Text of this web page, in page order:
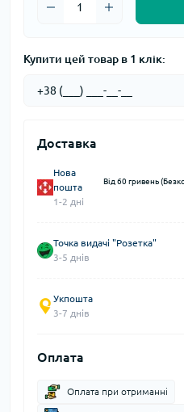
Купити цей товар в 1 клік:
Доставка
Нова
пошта
1-2 дні
Від 60 гривень
Точка видачі "Розетка"
3-5 днів
Укпошта
3-7 днів
Оплата
Оплата при отриманні